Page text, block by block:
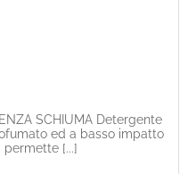
SCHIUMA Detergente
ed a basso impatto
permette [...]